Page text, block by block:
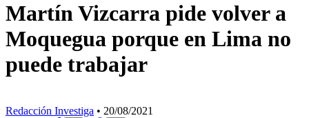
Martín Vizcarra pide volver a
Moquegua porque en Lima no
puede trabajar
Redacción Investiga • 20/08/2021